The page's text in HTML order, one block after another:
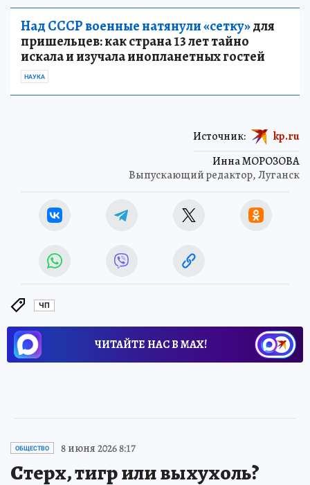
Над СССР военные натянули «сетку»для
пришельцев: как страна 13 лет тайно
искала и изучала инопланетных гостей
НАУКА
Инна МОРОЗОВА
Выпускающий редактор, Луганск
Источник: kp.ru
ЧП
ЧИТАЙТЕ НАС В МАХ!
ОБЩЕСТВО 8 июня 2026 8:17
Стерх, тигр или выхухоль?